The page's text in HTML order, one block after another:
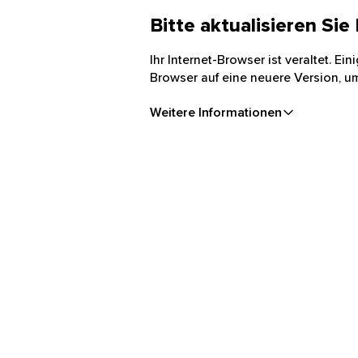
Bitte aktualisieren Sie
Ihr Internet-Browser ist veraltet.
Browser auf eine neuere Version,
Weitere Informationen